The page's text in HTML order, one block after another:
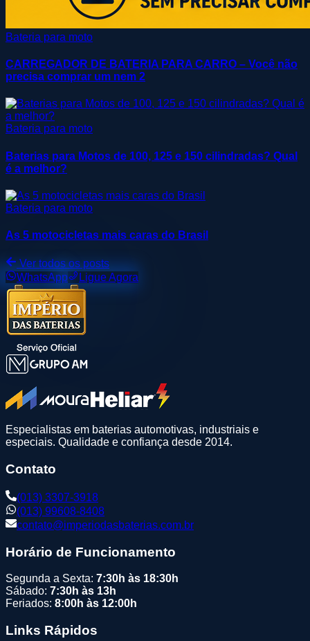
Bateria para moto
CARREGADOR DE BATERIA PARA CARRO – Você não
precisa comprar um nem 2
Bateria para moto
Baterias para Motos de 100, 125 e 150 cilindradas? Qual
é a melhor?
Bateria para moto
As 5 motocicletas mais caras do Brasil
Ver todos os posts
WhatsApp
Ligue Agora
Especialistas em baterias automotivas, industriais e
especiais. Qualidade e confiança desde 2014.
Contato
(013) 3307-3918
(013) 99608-8408
contato@imperiodasbaterias.com.br
Horário de Funcionamento
Segunda a Sexta: 7:30h às 18:30h
Sábado: 7:30h às 13h
Feriados: 8:00h às 12:00h
Links Rápidos